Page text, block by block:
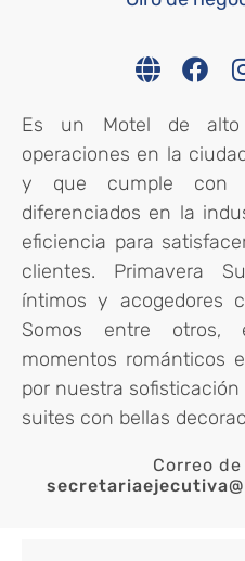
Es un Motel de
operaciones en la
y que cumple con
diferenciados en la
eficiencia para
clientes. Primavera
íntimos y acogedores
Somos entre otros,
momentos románticos
por nuestra
suites con bellas
Correo